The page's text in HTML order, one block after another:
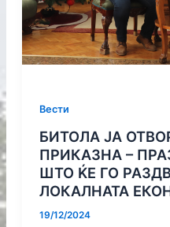
Вести
БИТОЛА ЈА
ПРИКАЗНА –
ШТО ЌЕ ГО
ЛОКАЛНАТА
19/12/2024